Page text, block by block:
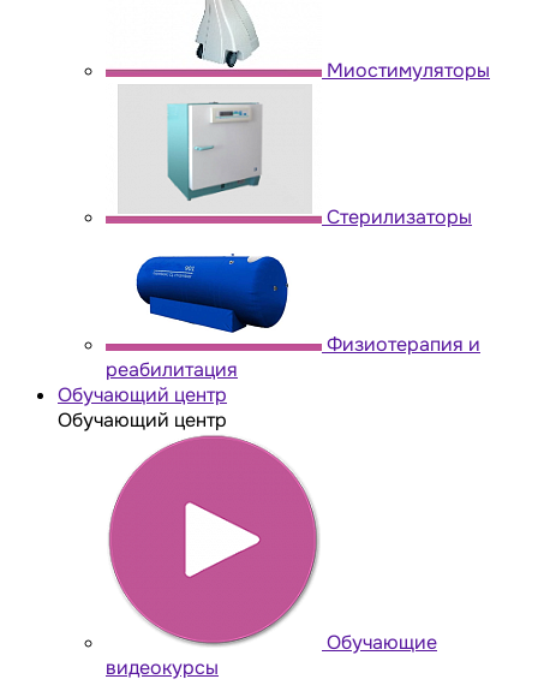
Миостимуляторы
Стерилизаторы
Физиотерапия и
реабилитация
Обучающий центр
Обучающий центр
Обучающие
видеокурсы